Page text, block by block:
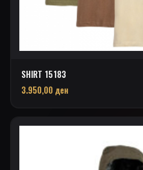
SHIRT 15183
3.950,00 ден